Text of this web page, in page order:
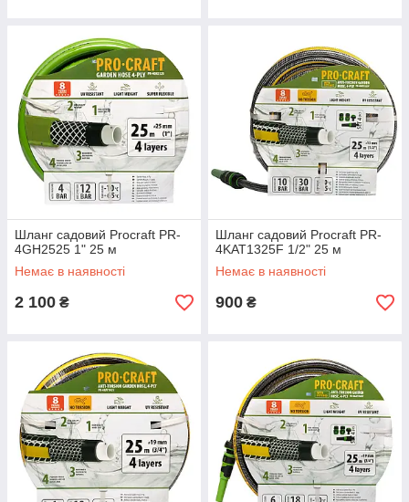
Шланг садовий Procraft PR-
4GH2525 1" 25 м
Немає в наявності
2 100 ₴
Шланг садовий Procraft PR-
4KAT1325F 1/2" 25 м
Немає в наявності
900 ₴